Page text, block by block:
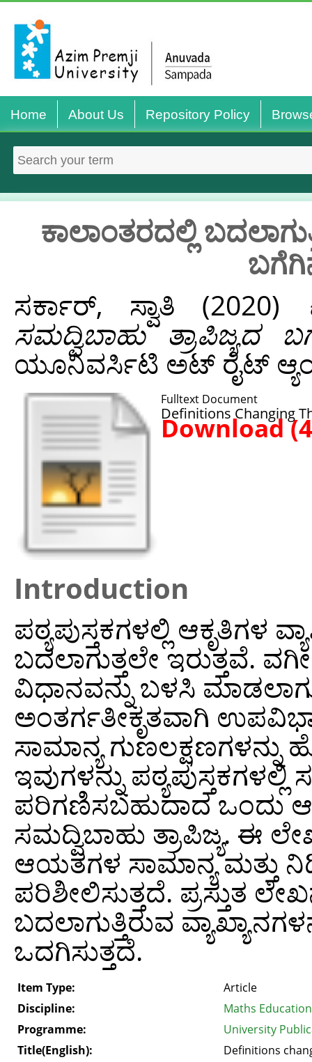
Home About Us Repository Policy
ಕಾಲಾಂತರದಲ್ಲಿ
ಸರ್ಕಾರ್, ಸ್ವಾತಿ (2020)
ಸಮದ್ವಿಬಾಹು
ಯೂನಿವರ್ಸಿಟಿ ಅಟ್‌ ರೈಟ್‌
Fulltext Document
Definitions Changing
Download
Introduction
ಪಠ್ಯಪುಸ್ತಕಗಳಲ್ಲಿ ಆಕೃತಿಗಳ
ಬದಲಾಗುತ್ತಲೇ ಇರುತ್ತವೆ.
ವಿಧಾನವನ್ನು ಬಳಸಿ
ಅಂತರ್ಗತೀಕೃತವಾಗಿ
ಸಾಮಾನ್ಯ
ಇವುಗಳನ್ನು
ಪರಿಗಣಿಸಬಹುದಾದ ಒಂದು
ಸಮದ್ವಿಬಾಹು ತ್ರಾಪಿಜ್ಯ. ಈ
ಆಯತಗಳ ಸಾಮಾನ್ಯ ಮತ್ತು
ಪರಿಶೀಲಿಸುತ್ತದೆ. ಪ್ರಸ್ತುತ
ಬದಲಾಗುತ್ತಿರುವ
ಒದಗಿಸುತ್ತದೆ.
Item Type:
Article
Discipline:
Maths Education
Programme:
University
Title(English):
Definitions